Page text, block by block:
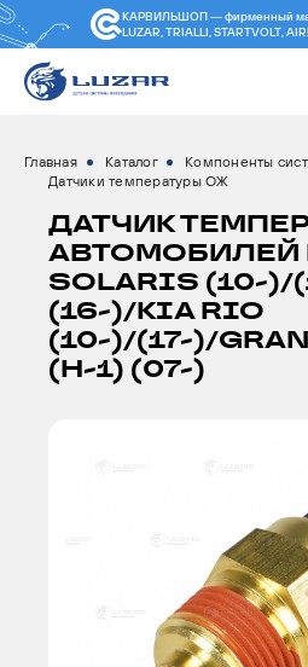
КАРВИЛЬШОП — фирменный
LUZAR, TRIALLI, STARTVOLT,
Главная Каталог Компоненты
Датчики температуры ОЖ
ДАТЧИК
АВТОМОБИЛЕЙ
SOLARIS (10-)/
(16-)/KIA RIO
(10-)/(17-)/
(H-1) (07-)